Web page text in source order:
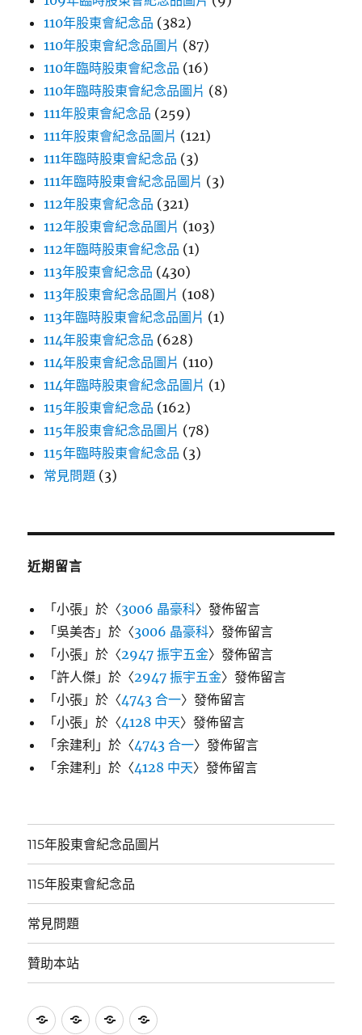
110年股東會紀念品 (382)
110年股東會紀念品圖片 (87)
110年臨時股東會紀念品 (16)
110年臨時股東會紀念品圖片 (8)
111年股東會紀念品 (259)
111年股東會紀念品圖片 (121)
111年臨時股東會紀念品 (3)
111年臨時股東會紀念品圖片 (3)
112年股東會紀念品 (321)
112年股東會紀念品圖片 (103)
112年臨時股東會紀念品 (1)
113年股東會紀念品 (430)
113年股東會紀念品圖片 (108)
113年臨時股東會紀念品圖片 (1)
114年股東會紀念品 (628)
114年股東會紀念品圖片 (110)
114年臨時股東會紀念品圖片 (1)
115年股東會紀念品 (162)
115年股東會紀念品圖片 (78)
115年臨時股東會紀念品 (3)
常見問題 (3)
近期留言
「小張 」於〈3006 晶豪科〉發佈留言
「吳美杏 」於〈3006 晶豪科〉發佈留言
「小張 」於〈2947 振宇五金〉發佈留言
「許人傑 」於〈2947 振宇五金〉發佈留言
「小張 」於〈4743 合一〉發佈留言
「小張 」於〈4128 中天〉發佈留言
「余建利 」於〈4743 合一〉發佈留言
「余建利 」於〈4128 中天〉發佈留言
115年股東會紀念品圖片
115年股東會紀念品
常見問題
贊助本站
115
115
常
贊